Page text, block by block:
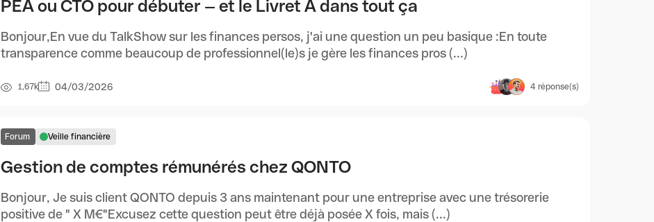
PEA ou CTO pour débuter — et le Livret A dans tout ça
Bonjour,En vue du TalkShow sur les finances persos, j'ai une question un peu basique :En toute
transparence comme beaucoup de professionnel(le)s je gère les finances pros (...)
1,67k 04/03/2026 4 réponse(s)
Forum Veille financière
Gestion de comptes rémunérés chez QONTO
Bonjour, Je suis client QONTO depuis 3 ans maintenant pour une entreprise avec une trésorerie
positive de " X M€"Excusez cette question peut être déjà posée X fois, mais (...)